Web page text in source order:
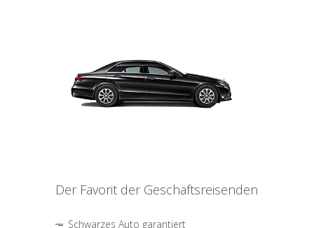
Der Favorit der Geschäftsreisenden
Schwarzes Auto garantiert